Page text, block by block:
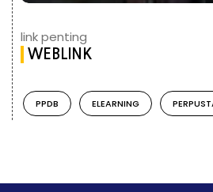
link penting
WEBLINK
PPDB ELEARNING